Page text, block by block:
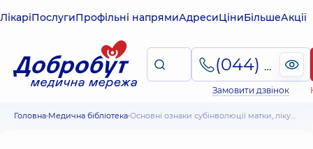
ЛікаріПослугиПрофільні напрямиАдресиЦіниБільшеАкції
(044) 495-2-888
Замовити дзвінок
Головна Медична бібліотека Основні ознаки субінволюції матки, лікування, профілактика та прогноз